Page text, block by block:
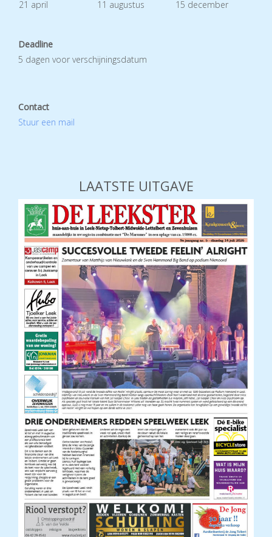
21 april 11 augustus 15 december
Deadline
5 dagen voor verschijningsdatum
Contact
Stuur een mail
LAATSTE UITGAVE